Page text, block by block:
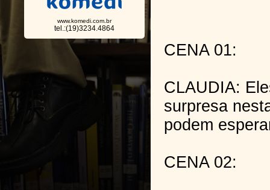
www.komedi.com.br
tel.:(19)3234.4864
CENA 01:
CLAUDIA:
surpresa
podem
CENA 02: